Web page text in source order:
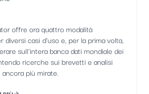
offre ora quattro modalità
diversi casi d'uso e, per la prima volta,
sull'intera banca dati mondiale dei
ricerche sui brevetti e analisi
più mirate.